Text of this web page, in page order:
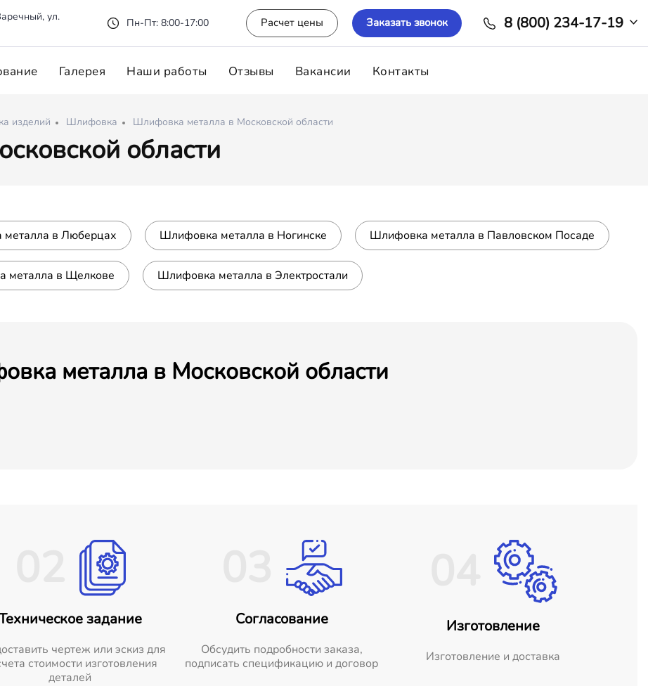
ул.
Пн-Пт: 8:00-17:00 Расчет цены Заказать звонок 8 (800) 234-17-19
Галерея Наши работы Отзывы Вакансии Контакты
изделий Шлифовка Шлифовка металла в Московской области
области
в Люберцах Шлифовка металла в Ногинске Шлифовка металла в Павловском Посаде
металла в Щелкове Шлифовка металла в Электростали
металла в Московской области
задание
чертеж или эскиз для
стоимости изготовления
деталей
Согласование
Обсудить подробности заказа,
подписать спецификацию и договор
Изготовление
Изготовление и доставка